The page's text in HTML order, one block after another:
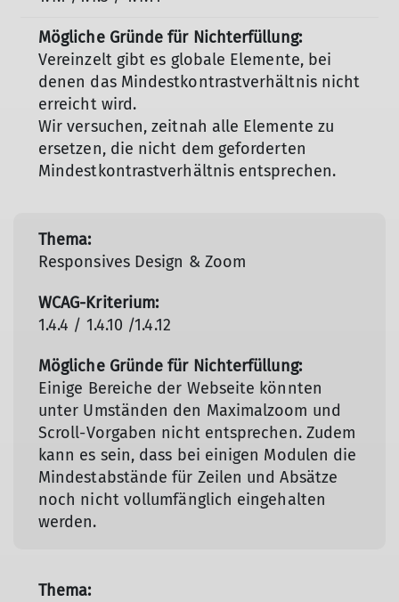
Vereinzelt gibt es globale Elemente, bei
denen das Mindestkontrastverhältnis nicht
erreicht wird.
Wir versuchen, zeitnah alle Elemente zu
ersetzen, die nicht dem geforderten
Mindestkontrastverhältnis entsprechen.
Responsives Design & Zoom
1.4.4 / 1.4.10 /1.4.12
Einige Bereiche der Webseite könnten
unter Umständen den Maximalzoom und
Scroll-Vorgaben nicht entsprechen. Zudem
kann es sein, dass bei einigen Modulen die
Mindestabstände für Zeilen und Absätze
noch nicht vollumfänglich eingehalten
werden.